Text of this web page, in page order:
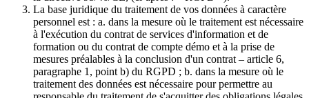
La base juridique du traitement de vos données à caractère
personnel est : a. dans la mesure où le traitement est nécessaire
à l'exécution du contrat de services d'information et de
formation ou du contrat de compte démo et à la prise de
mesures préalables à la conclusion d'un contrat – article 6,
paragraphe 1, point b) du RGPD ; b. dans la mesure où le
traitement des données est nécessaire pour permettre au